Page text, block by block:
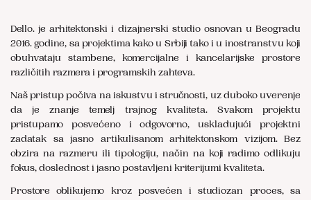
Dello. je arhitektonski i dizajnerski studio osnovan u Beogradu
2016. godine, sa projektima kako u Srbiji tako i u inostranstvu koji
obuhvataju stambene, komercijalne i kancelarijske prostore
različitih razmera i programskih zahteva.
Naš pristup počiva na iskustvu i stručnosti, uz duboko uverenje
da je znanje temelj trajnog kvaliteta. Svakom projektu
pristupamo posvećeno i odgovorno, usklađujući projektni
zadatak sa jasno artikulisanom arhitektonskom vizijom. Bez
obzira na razmeru ili tipologiju, način na koji radimo odlikuju
fokus, doslednost i jasno postavljeni kriterijumi kvaliteta.
Prostore oblikujemo kroz posvećen i studiozan proces, sa